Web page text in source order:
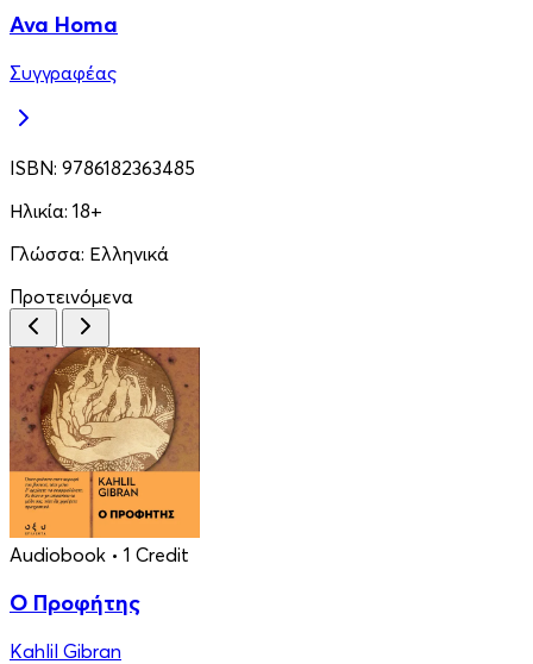
Ava Homa
Συγγραφέας
ISBN: 9786182363485
Ηλικία: 18+
Γλώσσα: Ελληνικά
Προτεινόμενα
Audiobook • 1 Credit
Ο Προφήτης
Kahlil Gibran